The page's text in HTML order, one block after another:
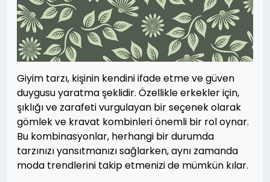
Giyim tarzı, kişinin kendini ifade etme ve güven
duygusu yaratma şeklidir. Özellikle erkekler için,
şıklığı ve zarafeti vurgulayan bir seçenek olarak
gömlek ve kravat kombinleri önemli bir rol oynar.
Bu kombinasyonlar, herhangi bir durumda
tarzınızı yansıtmanızı sağlarken, aynı zamanda
moda trendlerini takip etmenizi de mümkün kılar.